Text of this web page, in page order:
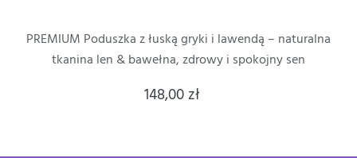
PREMIUM Poduszka z łuską gryki i lawendą – naturalna
tkanina len & bawełna, zdrowy i spokojny sen
148,00 zł